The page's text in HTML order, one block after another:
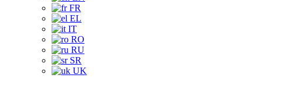
FR
EL
IT
RO
RU
SR
UK